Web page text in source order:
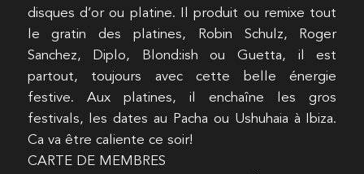
disques d’or ou platine. Il produit ou remixe tout
le gratin des platines, Robin Schulz, Roger
Sanchez, Diplo, Blond:ish ou Guetta, il est
partout, toujours avec cette belle énergie
festive. Aux platines, il enchaîne les gros
festivals, les dates au Pacha ou Ushuhaia à Ibiza.
Ca va être caliente ce soir!
CARTE DE MEMBRES